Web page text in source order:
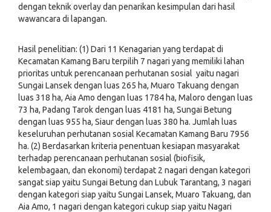
dengan teknik overlay dan penarikan kesimpulan dari hasil
wawancara di lapangan.
Hasil penelitian: (1) Dari 11 Kenagarian yang terdapat di
Kecamatan Kamang Baru terpilih 7 nagari yang memiliki lahan
prioritas untuk perencanaan perhutanan sosial yaitu nagari
Sungai Lansek dengan luas 265 ha, Muaro Takuang dengan
luas 318 ha, Aia Amo dengan luas 1784 ha, Maloro dengan luas
73 ha, Padang Tarok dengan luas 4181 ha, Sungai Betung
dengan luas 955 ha, Siaur dengan luas 380 ha. Jumlah luas
keseluruhan perhutanan sosial Kecamatan Kamang Baru 7956
ha. (2) Berdasarkan kriteria penentuan kesiapan masyarakat
terhadap perencanaan perhutanan sosial (biofisik,
kelembagaan, dan ekonomi) terdapat 2 nagari dengan kategori
sangat siap yaitu Sungai Betung dan Lubuk Tarantang, 3 nagari
dengan kategori siap yaitu Sungai Lansek, Muaro Takuang, dan
Aia Amo, 1 nagari dengan kategori cukup siap yaitu Nagari